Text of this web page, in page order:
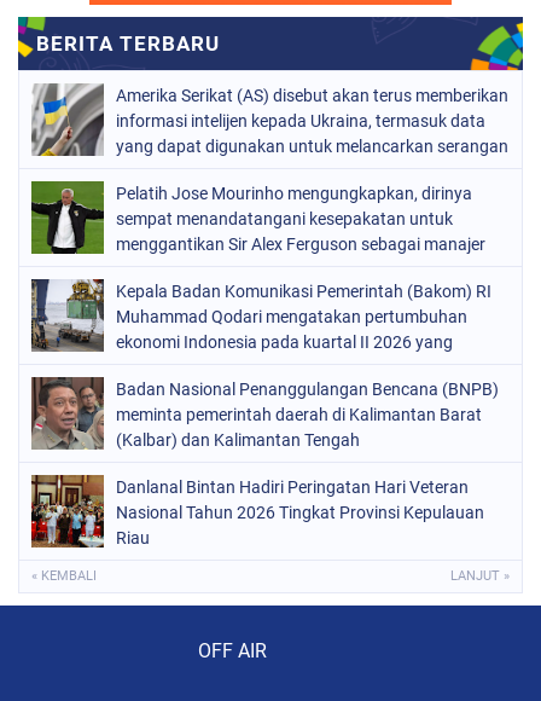
Amerika Serikat (AS) disebut akan terus memberikan
informasi intelijen kepada Ukraina, termasuk data
yang dapat digunakan untuk melancarkan serangan
Pelatih Jose Mourinho mengungkapkan, dirinya
sempat menandatangani kesepakatan untuk
menggantikan Sir Alex Ferguson sebagai manajer
Kepala Badan Komunikasi Pemerintah (Bakom) RI
Muhammad Qodari mengatakan pertumbuhan
ekonomi Indonesia pada kuartal II 2026 yang
Badan Nasional Penanggulangan Bencana (BNPB)
meminta pemerintah daerah di Kalimantan Barat
(Kalbar) dan Kalimantan Tengah
Danlanal Bintan Hadiri Peringatan Hari Veteran
Nasional Tahun 2026 Tingkat Provinsi Kepulauan
Riau
« KEMBALI LANJUT »
OFF AIR